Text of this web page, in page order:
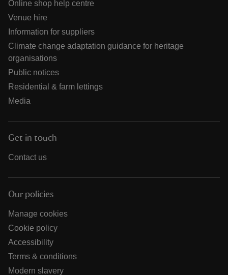
Online shop help centre
Venue hire
Information for suppliers
Climate change adaptation guidance for heritage
organisations
Public notices
Residential & farm lettings
Media
Get in touch
Contact us
Our policies
Manage cookies
Cookie policy
Accessibility
Terms & conditions
Modern slavery